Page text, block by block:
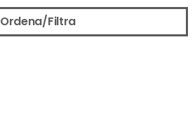
Ordena/Filtra